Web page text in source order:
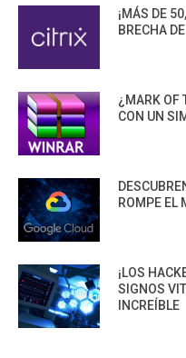
¡MÁS DE
BRECHA
¿MARK OF
CON UN
ROMPE EL
¡LOS
SIGNOS
INCREÍBLE